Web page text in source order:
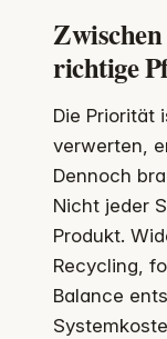
richtige
Die Priorität
verwerten,
Dennoch
Nicht jeder
Produkt.
Recycling,
Balance